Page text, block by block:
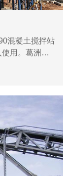
混凝土搅拌站
使用。葛洲…